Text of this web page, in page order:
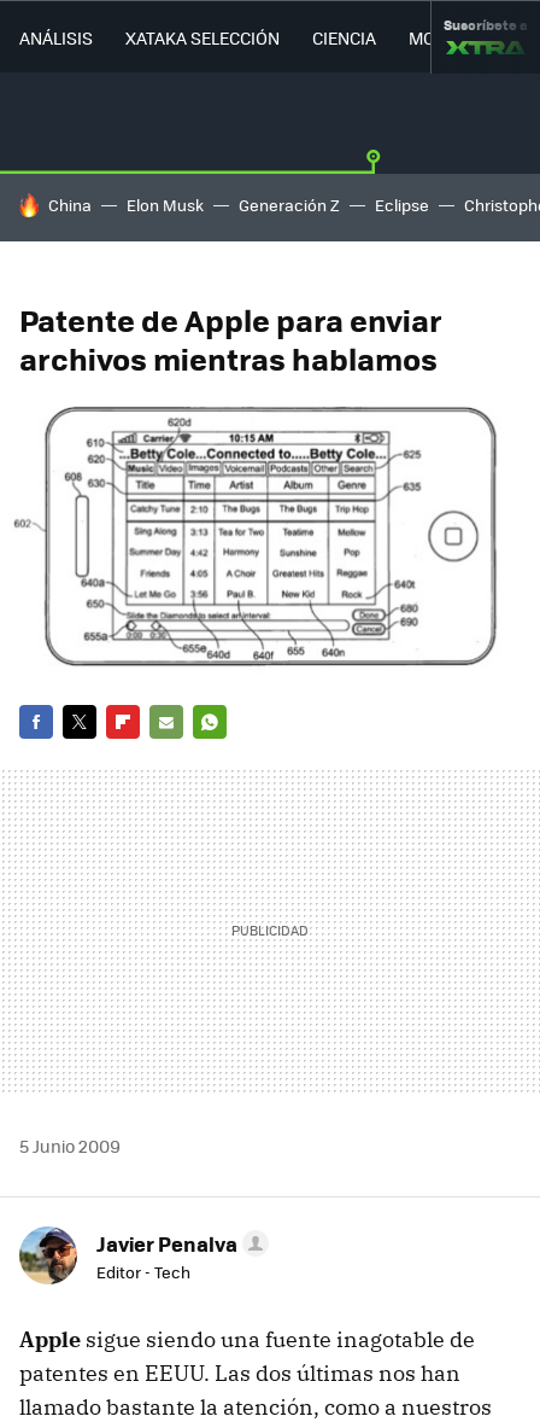
ANÁLISIS XATAKA SELECCIÓN CIENCIA MOVILIDAD
Suscríbete a
HOY SE HABLA DE
China Elon Musk Generación Z Eclipse
Patente de Apple para enviar
archivos mientras hablamos
MAIL
5 Junio 2009
Javier Penalva
Editor - Tech
Apple sigue siendo una fuente inagotable de
patentes en EEUU. Las dos últimas nos han
llamado bastante la atención, como a nuestros